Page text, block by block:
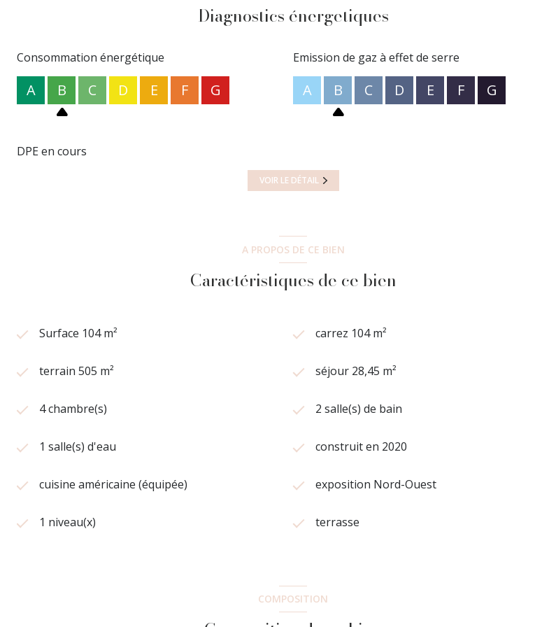
: emplacement, maison de 2020, on peut rayonner de plain pied, 4 chambres dont 1 suite
parentale, une dépendance, du rangement, bon classement energétique
montant des dépenses énergétiques entre 690 € et 980 € par an. Ce bien vous est proposé par BCN au
prix de 449 000€ (honoraire charge vendeur). Le numéro de dossier 170. Pour toutes demandes de
visites, contactez Mélanie (EI) immatriculée au RSAC de Pontoise 811150069 au 07.82.63.52.95 ou à
l'agence au 01.83.93.60.50.
Diagnostics énergetiques
Consommation énergétique
A B C D E F G
Emission de gaz à effet de serre
A B C D E F G
DPE en cours
VOIR LE DÉTAIL
A PROPOS DE CE BIEN
Caractéristiques de ce bien
Surface 104 m² carrez 104 m²
terrain 505 m² séjour 28,45 m²
4 chambre(s) 2 salle(s) de bain
1 salle(s) d'eau construit en 2020
cuisine américaine (équipée) exposition Nord-Ouest
1 niveau(x) terrasse
COMPOSITION